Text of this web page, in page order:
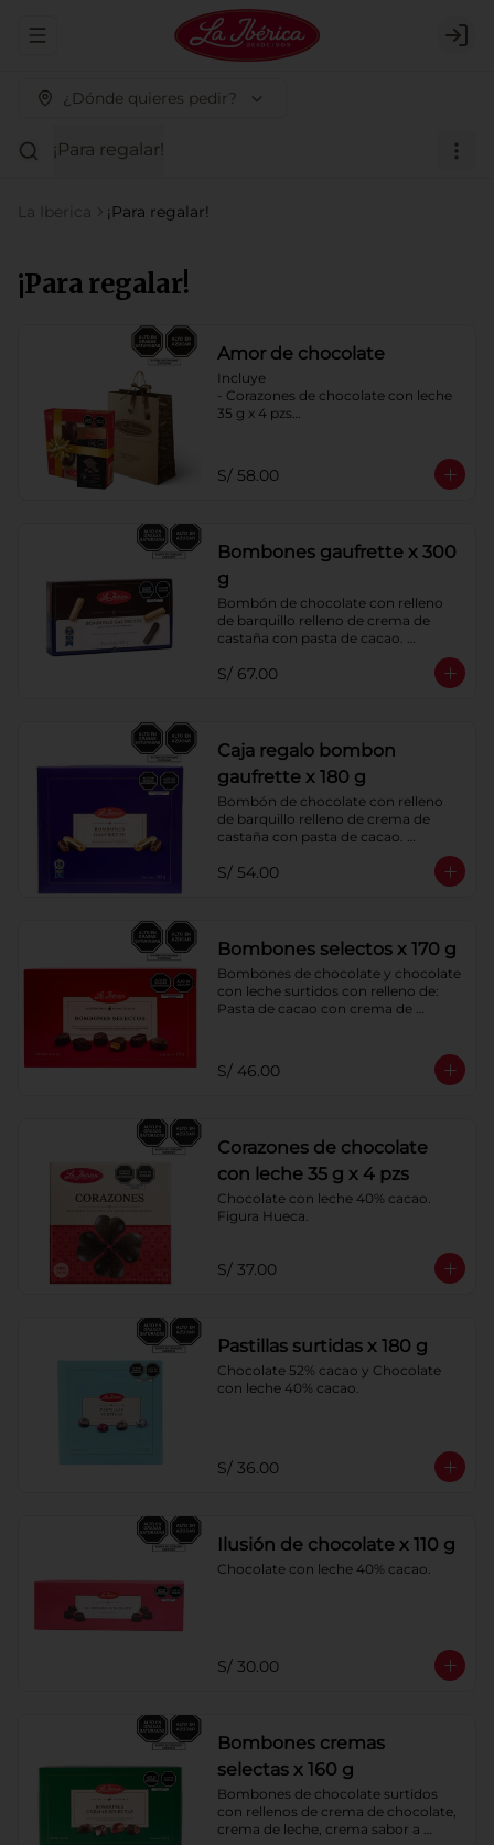
Abrir menu de navegación
¿Dónde quieres pedir?
¡Para regalar!
La Iberica ¡Para regalar!
¡Para regalar!
Amor de chocolate
Incluye
- Corazones de chocolate con leche
35 g x 4 pzs
- Bolsa de regalo a elección
S/ 58.00
Bombones gaufrette x 300
g
Bombón de chocolate con relleno
de barquillo relleno de crema de
castaña con pasta de cacao.
Cobertura de chocolate: 52% cacao.
S/ 67.00
Caja regalo bombon
gaufrette x 180 g
Bombón de chocolate con relleno
de barquillo relleno de crema de
castaña con pasta de cacao.
Cobertura de chocolate: 52% cacao
S/ 54.00
Bombones selectos x 170 g
Bombones de chocolate y chocolate
con leche surtidos con relleno de:
Pasta de cacao con crema de
chocolate blanco sabor a frambuesa,
pasta de cacao con licor sabor a
Coberturas: chocolate 52% de cacao
y chocolate con leche 40% cacao.
S/ 46.00
Corazones de chocolate
con leche 35 g x 4 pzs
Chocolate con leche 40% cacao.
Figura Hueca.
S/ 37.00
Pastillas surtidas x 180 g
Chocolate 52% cacao y Chocolate
con leche 40% cacao.
S/ 36.00
Ilusión de chocolate x 110 g
Chocolate con leche 40% cacao.
S/ 30.00
Bombones cremas
selectas x 160 g
Bombones de chocolate surtidos
con rellenos de crema de chocolate,
crema de leche, crema sabor a